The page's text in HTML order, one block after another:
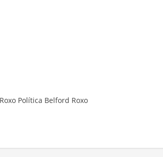
Política Belford Roxo